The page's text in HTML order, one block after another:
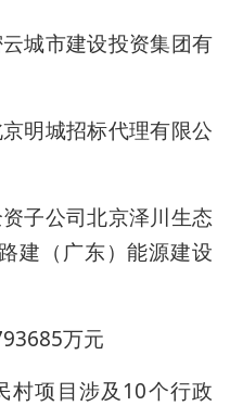
城市建设投资集团有
明城招标代理有限公
子公司北京泽川生态
建（广东）能源建设
万元
村项目涉及10个行政